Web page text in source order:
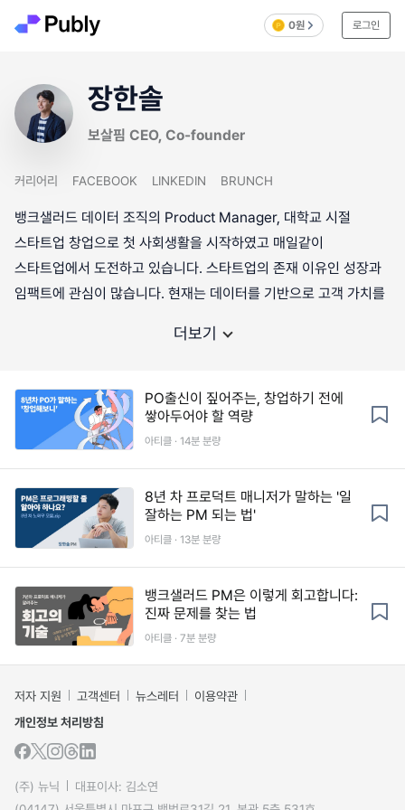
0원 로그인
장한솔
보살핌 CEO, Co-founder
커리어리 FACEBOOK LINKEDIN BRUNCH
뱅크샐러드 데이터 조직의 Product Manager, 대학교 시절
스타트업 창업으로 첫 사회생활을 시작하였고 매일같이
스타트업에서 도전하고 있습니다. 스타트업의 존재 이유인 성장과
임팩트에 관심이 많습니다. 현재는 데이터를 기반으로 고객 가치를
더보기
PO출신이 짚어주는, 창업하기 전에
쌓아두어야 할 역량
아티클 · 14분 분량
8년 차 프로덕트 매니저가 말하는 '일
잘하는 PM 되는 법'
아티클 · 13분 분량
뱅크샐러드 PM은 이렇게 회고합니다:
진짜 문제를 찾는 법
아티클 · 7분 분량
저자 지원 고객센터 뉴스레터
이용약관
개인정보 처리방침
(주) 뉴닉
대표이사: 김소연